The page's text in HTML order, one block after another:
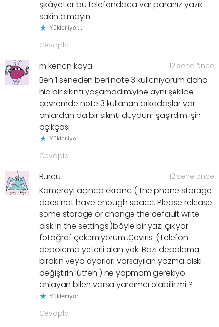
şikâyetler bu telefondada var paranız yazık
sakin almayın
Yükleniyor...
Cevapla
m kenan kaya 12 sene önce
Ben 1 seneden beri note 3 kullanıyorum daha
hic bir sıkıntı yaşamadım,yine aynı şekilde
çevremde note 3 kullanan arkadaşlar var
onlardan da bir sıkıntı duydum şaşırdım işin
açıkçası
Yükleniyor...
Cevapla
Burcu 12 sene önce
Kamerayı açınca ekrana ( the phone storage
does not have enough space. Please release
some storage or change the default write
disk in the settings.)böyle bir yazı çıkıyor
fotoğraf çekemiyorum..Çevirisi (Telefon
depolama yeterli alan yok. Bazı depolama
bırakın veya ayarları varsayılan yazma diski
değiştirin lütfen ) ne yapmam gerekiyo
anlayan bilen varsa yardımcı olabilir mi ?
Yükleniyor...
Cevapla